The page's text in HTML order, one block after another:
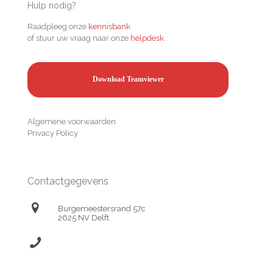
Hulp nodig?
Raadpleeg onze kennisbank
of stuur uw vraag naar onze helpdesk.
Download Teamviewer
Algemene voorwaarden
Privacy Policy
Contactgegevens
Burgemeestersrand 57c
2625 NV Delft